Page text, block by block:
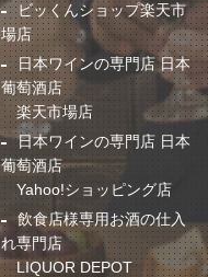
ビッくんショップ楽天市
場店
日本ワインの専門店 日本
葡萄酒店
楽天市場店
日本ワインの専門店 日本
葡萄酒店
Yahoo!ショッピング店
飲食店様専用お酒の仕入
れ専門店
LIQUOR DEPOT